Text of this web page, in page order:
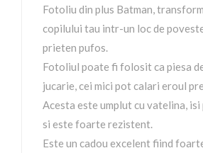
Fotoliu din plus Batman,
copilului tau intr-un loc de
prieten pufos.
Fotoliul poate fi folosit ca piesa
jucarie, cei mici pot calari eroul
Acesta este umplut cu vatelina,
si este foarte rezistent.
Este un cadou excelent fiind